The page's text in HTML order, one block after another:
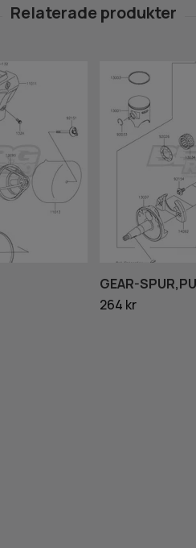
GEAR-
264 kr